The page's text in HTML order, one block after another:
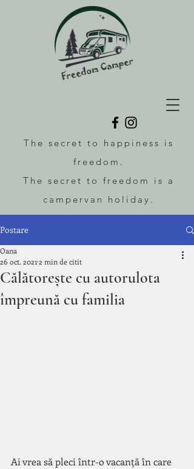
The secret to happiness is
freedom.
The secret to freedom is a
campervan holiday.
Postare
Călătorește cu autorulota
împreună cu familia
Oana
26 oct. 2021 2 min de citit
Ai vrea să pleci într-o vacanță în care